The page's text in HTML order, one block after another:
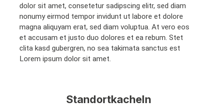
dolor sit amet, consetetur sadipscing elitr, sed diam
nonumy eirmod tempor invidunt ut labore et dolore
magna aliquyam erat, sed diam voluptua. At vero eos
et accusam et justo duo dolores et ea rebum. Stet
clita kasd gubergren, no sea takimata sanctus est
Lorem ipsum dolor sit amet.
Standortkacheln